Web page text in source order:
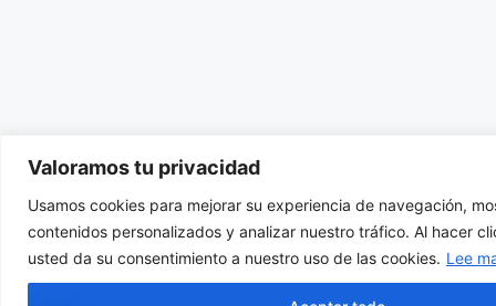
Valoramos tu privacidad
Usamos cookies para mejorar su experiencia de navegación,
contenidos personalizados y analizar nuestro tráfico. Al hacer
usted da su consentimiento a nuestro uso de las cookies. Lee